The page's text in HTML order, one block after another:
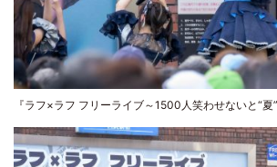
『ラフ×ラフ フリーライブ～1500人笑わせないと“夏